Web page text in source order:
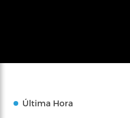
Última Hora